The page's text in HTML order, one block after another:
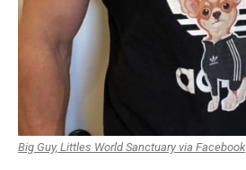
Big Guy, Littles World Sanctuary via Facebook